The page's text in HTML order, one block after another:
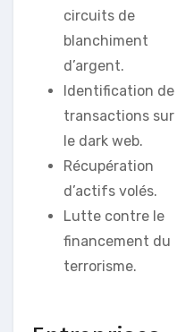
circuits de
blanchiment
d’argent.
Identification de
transactions sur
le dark web.
Récupération
d’actifs volés.
Lutte contre le
financement du
terrorisme.